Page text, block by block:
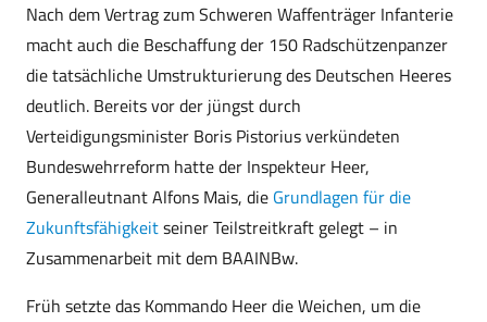
Nach dem Vertrag zum Schweren Waffenträger Infanterie
macht auch die Beschaffung der 150 Radschützenpanzer
die tatsächliche Umstrukturierung des Deutschen Heeres
deutlich. Bereits vor der jüngst durch
Verteidigungsminister Boris Pistorius verkündeten
Bundeswehrreform hatte der Inspekteur Heer,
Generalleutnant Alfons Mais, die Grundlagen für die
Zukunftsfähigkeitseiner Teilstreitkraft gelegt – in
Zusammenarbeit mit dem BAAINBw.
Früh setzte das Kommando Heer die Weichen, um die